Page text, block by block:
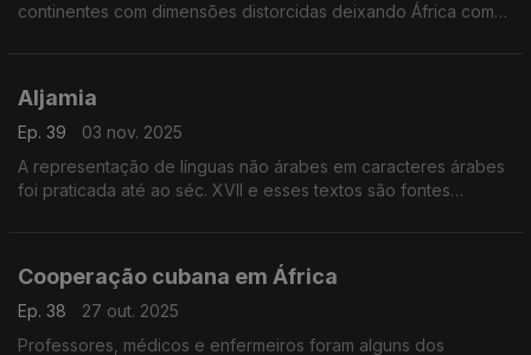
continentes com dimensões distorcidas deixando África com
Aljamia
Ep. 39
03 nov. 2025
A representação de línguas não árabes em caracteres árabes
foi praticada até ao séc. XVII e esses textos são fontes
Cooperação cubana em África
Ep. 38
27 out. 2025
Professores, médicos e enfermeiros foram alguns dos